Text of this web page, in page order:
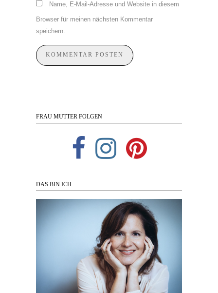
Name, E-Mail-Adresse und Website in diesem
Browser für meinen nächsten Kommentar
speichern.
FRAU MUTTER FOLGEN
DAS BIN ICH